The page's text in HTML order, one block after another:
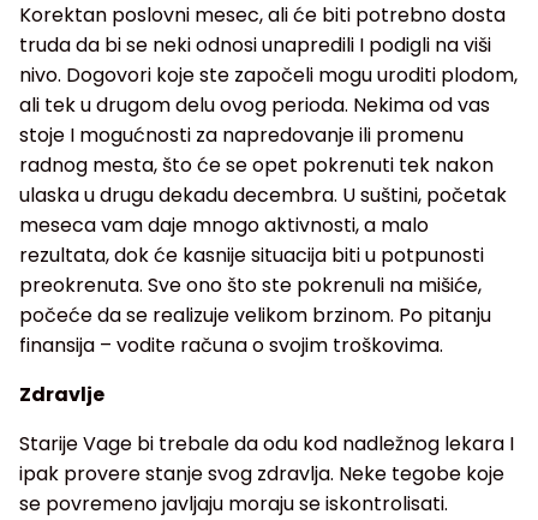
Korektan poslovni mesec, ali će biti potrebno dosta
truda da bi se neki odnosi unapredili I podigli na viši
nivo. Dogovori koje ste započeli mogu uroditi plodom,
ali tek u drugom delu ovog perioda. Nekima od vas
stoje I mogućnosti za napredovanje ili promenu
radnog mesta, što će se opet pokrenuti tek nakon
ulaska u drugu dekadu decembra. U suštini, početak
meseca vam daje mnogo aktivnosti, a malo
rezultata, dok će kasnije situacija biti u potpunosti
preokrenuta. Sve ono što ste pokrenuli na mišiće,
počeće da se realizuje velikom brzinom. Po pitanju
finansija – vodite računa o svojim troškovima.
Zdravlje
Starije Vage bi trebale da odu kod nadležnog lekara I
ipak provere stanje svog zdravlja. Neke tegobe koje
se povremeno javljaju moraju se iskontrolisati.